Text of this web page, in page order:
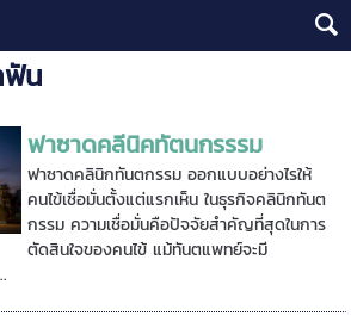
น
ฟาซาดคลีนิคทัตนกรรรม
ฟาซาดคลินิกทันตกรรม ออกแบบอย่างไรให้
คนไข้เชื่อมั่นตั้งแต่แรกเห็น ในธุรกิจคลินิกทันต
กรรม ความเชื่อมั่นคือปัจจัยสำคัญที่สุดในการ
ตัดสินใจของคนไข้ แม้ทันตแพทย์จะมี